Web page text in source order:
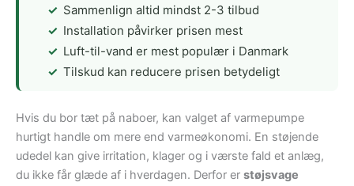
Sammenlign altid mindst 2-3 tilbud
Installation påvirker prisen mest
Luft-til-vand er mest populær i Danmark
Tilskud kan reducere prisen betydeligt
Hvis du bor tæt på naboer, kan valget af varmepumpe
hurtigt handle om mere end varmeøkonomi. En støjende
udedel kan give irritation, klager og i værste fald et anlæg,
du ikke får glæde af i hverdagen. Derfor er støjsvage